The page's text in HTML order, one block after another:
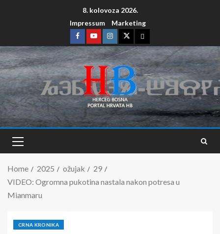
8. kolovoza 2026.
Impressum
Marketing
Home 2025 ožujak
29
VIDEO: Ogromna pukotina nastala nakon potresa u
Mianmaru
CRNA KRONIKA